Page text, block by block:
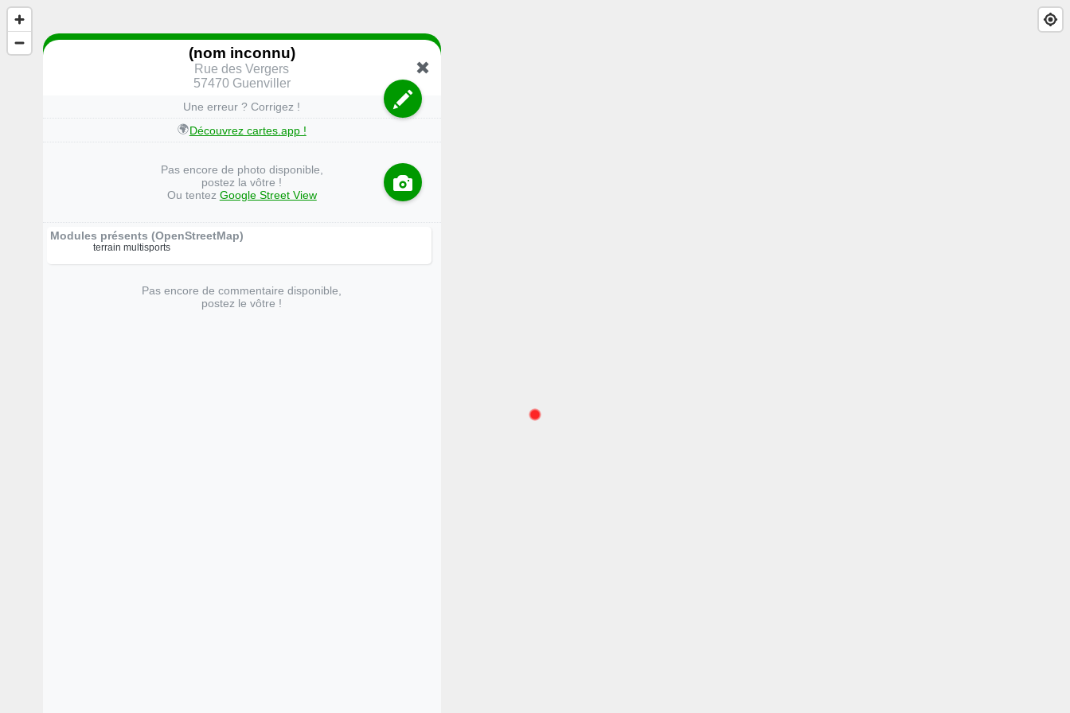
(nom inconnu)
Rue des Vergers
57470 Guenviller
Une erreur ? Corrigez !
🌍Découvrez cartes.app !
Pas encore de photo disponible,
postez la vôtre !
Ou tentez Google Street View
Modules présents (OpenStreetMap)
terrain multisports
Pas encore de commentaire disponible,
postez le vôtre !